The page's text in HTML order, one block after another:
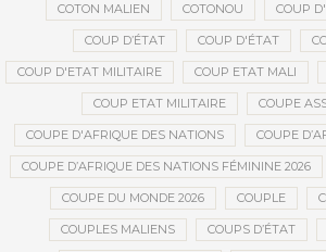
COTON MALIEN COTONOU COUP
COUP D’ÉTAT COUP D'ÉTAT
COUP D'ETAT MILITAIRE COUP ETAT MALI
COUP ETAT MILITAIRE COUPE
COUPE D'AFRIQUE DES NATIONS COUPE
COUPE D’AFRIQUE DES NATIONS FÉMININE 2026
COUPE DU MONDE 2026 COUPLE
COUPLES MALIENS COUPS D’ÉTAT